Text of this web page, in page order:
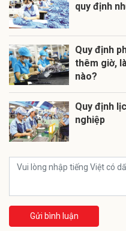
quy định
Quy định
thêm giờ,
nào?
Quy định
nghiệp
Gửi bình luận